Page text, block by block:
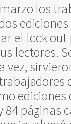
los
el lock
lectores.
vez,
ediciones
páginas